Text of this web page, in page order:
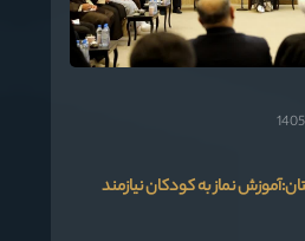
نماز به کودکان نیازمند